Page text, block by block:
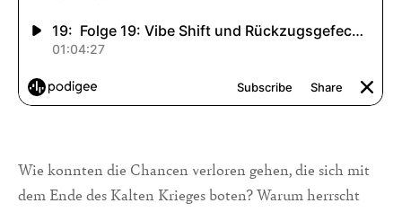
Wie konnten die Chancen verloren gehen, die sich mit
dem Ende des Kalten Krieges boten? Warum herrscht